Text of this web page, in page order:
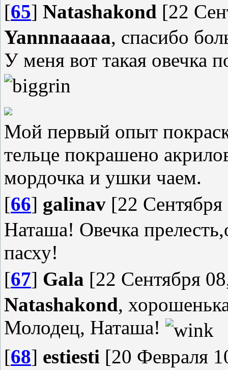
[65] Natashakond [22
Yannnaaaaa, спасибо
У меня вот такая овечка
Мой первый опыт
тельце покрашено
мордочка и ушки чаем.
[66] galinav [22
Наташа! Овечка
пасху!
[67] Gala [22 Сентября
Natashakond,
Молодец, Наташа!
[68] estiesti [20 Февраля